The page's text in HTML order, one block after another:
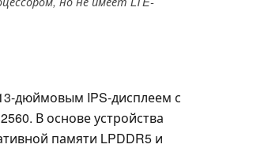
дюймовым IPS-дисплеем с
В основе устройства
памяти LPDDR5 и